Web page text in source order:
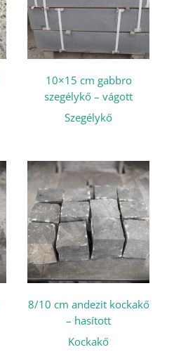
10×15 cm gabbro
szegélykő – vágott
Szegélykő
8/10 cm andezit kockakő
– hasított
Kockakő